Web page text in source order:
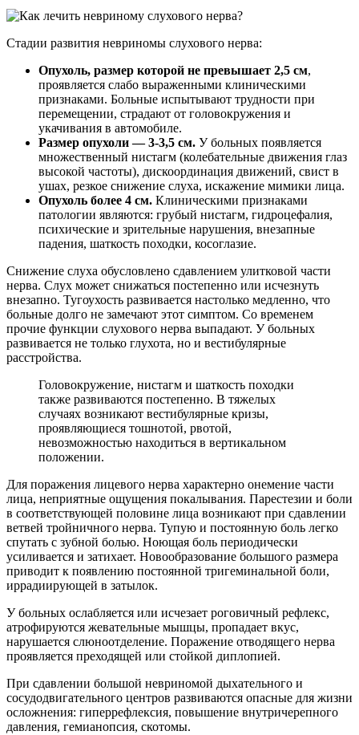
Стадии развития невриномы слухового нерва:
Опухоль, размер которой не превышает 2,5 см,
проявляется слабо выраженными клиническими
признаками. Больные испытывают трудности при
перемещении, страдают от головокружения и
укачивания в автомобиле.
Размер опухоли — 3-3,5 см. У больных появляется
множественный нистагм (колебательные движения глаз
высокой частоты), дискоординация движений, свист в
ушах, резкое снижение слуха, искажение мимики лица.
Опухоль более 4 см. Клиническими признаками
патологии являются: грубый нистагм, гидроцефалия,
психические и зрительные нарушения, внезапные
падения, шаткость походки, косоглазие.
Снижение слуха обусловлено сдавлением улитковой части
нерва. Слух может снижаться постепенно или исчезнуть
внезапно. Тугоухость развивается настолько медленно, что
больные долго не замечают этот симптом. Со временем
прочие функции слухового нерва выпадают. У больных
развивается не только глухота, но и вестибулярные
расстройства.
Головокружение, нистагм и шаткость походки
также развиваются постепенно. В тяжелых
случаях возникают вестибулярные кризы,
проявляющиеся тошнотой, рвотой,
невозможностью находиться в вертикальном
положении.
Для поражения лицевого нерва характерно онемение части
лица, неприятные ощущения покалывания. Парестезии и боли
в соответствующей половине лица возникают при сдавлении
ветвей тройничного нерва. Тупую и постоянную боль легко
спутать с зубной болью. Ноющая боль периодически
усиливается и затихает. Новообразование большого размера
приводит к появлению постоянной тригеминальной боли,
иррадиирующей в затылок.
У больных ослабляется или исчезает роговичный рефлекс,
атрофируются жевательные мышцы, пропадает вкус,
нарушается слюноотделение. Поражение отводящего нерва
проявляется преходящей или стойкой диплопией.
При сдавлении большой невриномой дыхательного и
сосудодвигательного центров развиваются опасные для жизни
осложнения: гиперрефлексия, повышение внутричерепного
давления, гемианопсия, скотомы.